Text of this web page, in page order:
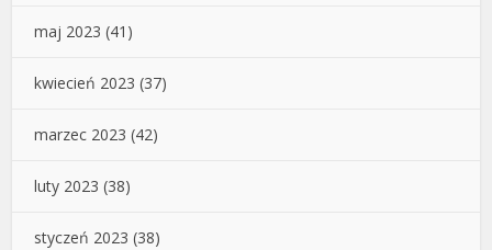
maj 2023 (41)
kwiecień 2023 (37)
marzec 2023 (42)
luty 2023 (38)
styczeń 2023 (38)